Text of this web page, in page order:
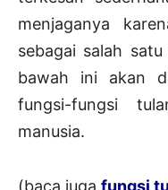
menjaganya
sebagai salah
bawah ini akan
fungsi-fungsi
manusia.
(baca juga fungsi